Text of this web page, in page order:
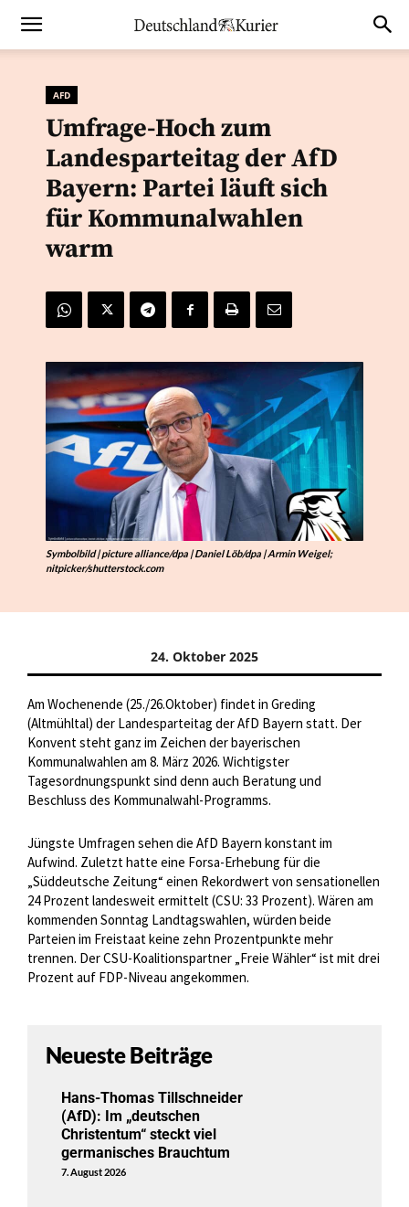
AFD
Umfrage-Hoch zum
Landesparteitag der AfD
Bayern: Partei läuft sich
für Kommunalwahlen
warm
Symbolbild | picture alliance/dpa | Daniel Löb/dpa | Armin Weigel;
nitpicker/shutterstock.com
24. Oktober 2025
Am Wochenende (25./26.Oktober) findet in Greding
(Altmühltal) der Landesparteitag der AfD Bayern statt. Der
Konvent steht ganz im Zeichen der bayerischen
Kommunalwahlen am 8. März 2026. Wichtigster
Tagesordnungspunkt sind denn auch Beratung und
Beschluss des Kommunalwahl-Programms.
Jüngste Umfragen sehen die AfD Bayern konstant im
Aufwind. Zuletzt hatte eine Forsa-Erhebung für die
„Süddeutsche Zeitung“ einen Rekordwert von sensationellen
24 Prozent landesweit ermittelt (CSU: 33 Prozent). Wären am
kommenden Sonntag Landtagswahlen, würden beide
Parteien im Freistaat keine zehn Prozentpunkte mehr
trennen. Der CSU-Koalitionspartner „Freie Wähler“ ist mit drei
Prozent auf FDP-Niveau angekommen.
Neueste Beiträge
Hans-Thomas Tillschneider
(AfD): Im „deutschen
Christentum“ steckt viel
germanisches Brauchtum
7. August 2026